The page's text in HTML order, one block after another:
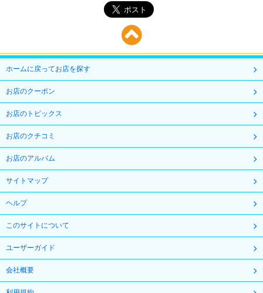
ホームに戻ってお店を探す
お店のクーポン
お店のトピックス
お店のクチコミ
お店のアルバム
サイトマップ
ヘルプ
このサイトについて
ユーザーガイド
会社概要